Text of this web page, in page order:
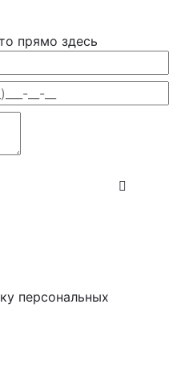
прямо здесь
персональных